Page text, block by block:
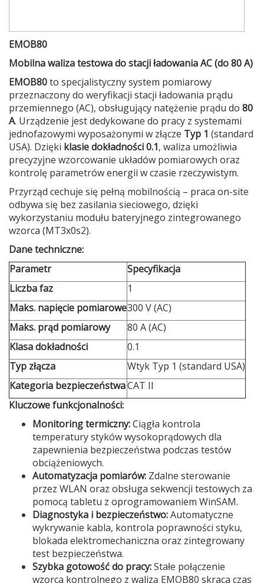
EMOB80
Mobilna waliza testowa do stacji ładowania AC (do 80 A)
EMOB80to specjalistyczny system pomiarowy
przeznaczony do weryfikacji stacji ładowania prądu
przemiennego (AC), obsługujący natężenie prądu do 80
A. Urządzenie jest dedykowane do pracy z systemami
jednofazowymi wyposażonymi w złącze Typ 1 (standard
USA). Dzięki klasie dokładności 0.1, waliza umożliwia
precyzyjne wzorcowanie układów pomiarowych oraz
kontrolę parametrów energii w czasie rzeczywistym.
Przyrząd cechuje się pełną mobilnością – praca on-site
odbywa się bez zasilania sieciowego, dzięki
wykorzystaniu modułu bateryjnego zintegrowanego
wzorca (MT3x0s2).
Dane techniczne:
Parametr
Specyfikacja
Liczba faz
1
Maks. napięcie pomiarowe300 V (AC)
Maks. prąd pomiarowy
80 A (AC)
Klasa dokładności
0.1
Typ złącza
Wtyk Typ 1 (standard USA)
Kategoria bezpieczeństwaCAT II
Kluczowe funkcjonalności:
Monitoring termiczny:Ciągła kontrola
temperatury styków wysokoprądowych dla
zapewnienia bezpieczeństwa podczas testów
obciążeniowych.
Automatyzacja pomiarów: Zdalne sterowanie
przez WLAN oraz obsługa sekwencji testowych za
pomocą tabletu z oprogramowaniem WinSAM.
Diagnostyka i bezpieczeństwo:Automatyczne
wykrywanie kabla, kontrola poprawności styku,
blokada elektromechaniczna oraz zintegrowany
test bezpieczeństwa.
Szybka gotowość do pracy:Stałe połączenie
wzorca kontrolnego z walizą EMOB80 skraca czas